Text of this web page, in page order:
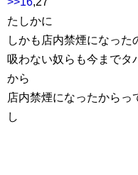
たしかに
しかも店内禁煙になった
吸わない奴らも今までタ
から
店内禁煙になったからっ
し